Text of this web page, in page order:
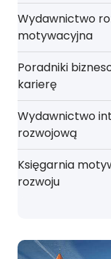
Wydawnictwo
motywacyjna
Poradniki
karierę
Wydawnictwo
rozwojową
Księgarnia
rozwoju